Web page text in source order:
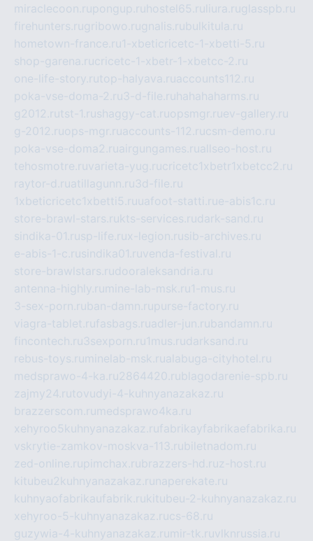
miraclecoon.rupongup.ru hostel65.ru liura.ruglasspb.ru
firehunters.rugribowo.rugnalis.rubulkitula.ru
hometown-france.ru1-xbeticricetc-1-xbetti-5.ru
shop-garena.rucricetc-1-xbetr-1-xbetcc-2.ru
one-life-story.rutop-halyava.ruaccounts112.ru
poka-vse-doma-2.ru3-d-file.ru hahahaharms.ru
g2012.rutst-1.rushaggy-cat.ruopsmgr.ruev-gallery.ru
g-2012.ruops-mgr.ruaccounts-112.rucsm-demo.ru
poka-vse-doma2.ruairgungames.ruallseo-host.ru
tehosmotre.ruvarieta-yug.rucricetc1xbetr1xbetcc2.ru
raytor-d.ruatillagunn.ru3d-file.ru
1xbeticricetc1xbetti5.ruuafoot-statti.rue-abis1c.ru
store-brawl-stars.rukts-services.rudark-sand.ru
sindika-01.rusp-life.rux-legion.rusib-archives.ru
e-abis-1-c.rusindika01.ruvenda-festival.ru
store-brawlstars.rudooraleksandria.ru
antenna-highly.ru mine-lab-msk.ru1-mus.ru
3-sex-porn.ruban-damn.rupurse-factory.ru
viagra-tablet.rufasbags.ruadler-jun.rubandamn.ru
fincontech.ru3sexporn.ru1mus.rudarksand.ru
rebus-toys.ru minelab-msk.rualabuga-cityhotel.ru
medsprawo-4-ka.ru2864420.rublagodarenie-spb.ru
zajmy24.rutovudyi-4-kuhnyanazakaz.ru
brazzerscom.ru medsprawo4ka.ru
xehyroo5kuhnyanazakaz.rufabrikayfabrikaefabrika.ru
vskrytie-zamkov-moskva-113.rubiletnadom.ru
zed-online.rupimchax.rubrazzers-hd.ruz-host.ru
kitubeu2kuhnyanazakaz.ru naperekate.ru
kuhnyaofabrikaufabrik.rukitubeu-2-kuhnyanazakaz.ru
xehyroo-5-kuhnyanazakaz.rucs-68.ru
guzywia-4-kuhnyanazakaz.ru mir-tk.ruvlknrussia.ru